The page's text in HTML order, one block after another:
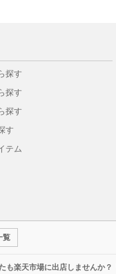
探す
探す
探す
す
テム
覧
も楽天市場に出店しませんか